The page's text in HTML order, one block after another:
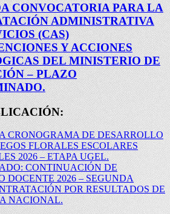
CONVOCATORIA PARA LA
ADMINISTRATIVA
(CAS)
Y ACCIONES
DEL MINISTERIO DE
– PLAZO
CRONOGRAMA DE DESARROLLO
FLORALES ESCOLARES
2026 – ETAPA UGEL.
CONTINUACIÓN DE
DOCENTE 2026 – SEGUNDA
POR RESULTADOS DE
NACIONAL.